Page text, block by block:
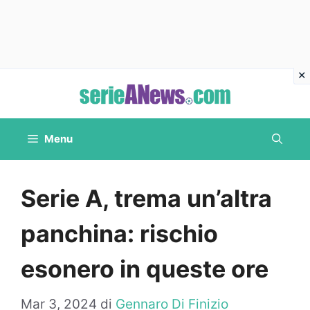
contenuto
Menu
Serie A, trema un’altra
panchina: rischio
esonero in queste ore
Mar 3, 2024 di Gennaro Di Finizio